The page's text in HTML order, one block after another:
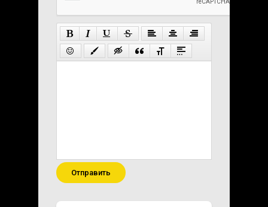
Отправить